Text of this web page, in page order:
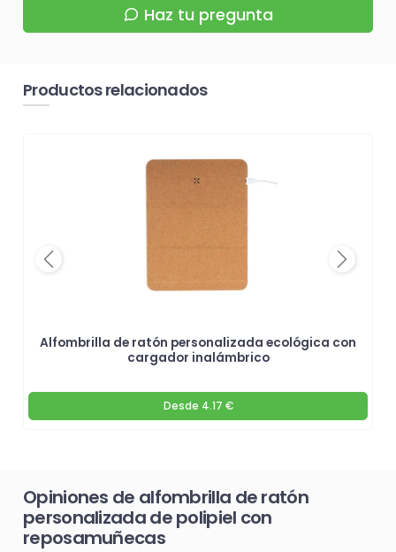
Haz tu pregunta
Productos relacionados
Alfombrilla de ratón personalizada ecológica con
cargador inalámbrico
Desde 4.17 €
Previous Next
Opiniones de alfombrilla de ratón
personalizada de polipiel con
reposamuñecas